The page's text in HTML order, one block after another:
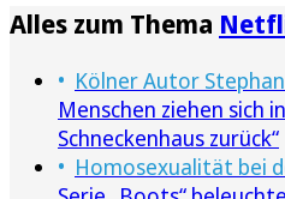
Alles zum Thema
Kölner Autor
Menschen ziehen sich
Schneckenhaus zurück“
Homosexualität bei